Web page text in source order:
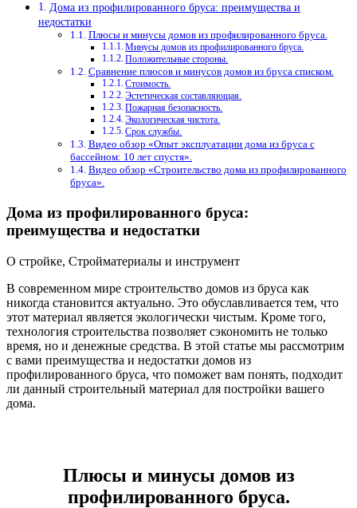
Дома из профилированного бруса: преимущества и
недостатки
Плюсы и минусы домов из профилированного бруса.
Минусы домов из профилированного бруса.
Положительные стороны.
Сравнение плюсов и минусов домов из бруса списком.
Стоимость.
Эстетическая составляющая.
Пожарная безопасность.
Экологическая чистота.
Срок службы.
Видео обзор «Опыт эксплуатации дома из бруса с
бассейном: 10 лет спустя».
Видео обзор «Строительство дома из профилированного
бруса».
Дома из профилированного бруса:
преимущества и недостатки
О стройке, Стройматериалы и инструмент
В современном мире строительство домов из бруса как
никогда становится актуально. Это обуславливается тем, что
этот материал является экологически чистым. Кроме того,
технология строительства позволяет сэкономить не только
время, но и денежные средства. В этой статье мы рассмотрим
с вами преимущества и недостатки домов из
профилированного бруса, что поможет вам понять, подходит
ли данный строительный материал для постройки вашего
дома.
Плюсы и минусы домов из
профилированного бруса.